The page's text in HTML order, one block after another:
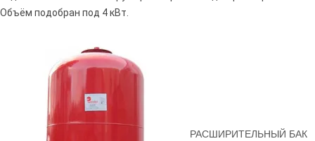
Оцените от 1 до 5
Объём подобран под 4 кВт.
РАСШИРИТЕЛЬНЫЙ БАК